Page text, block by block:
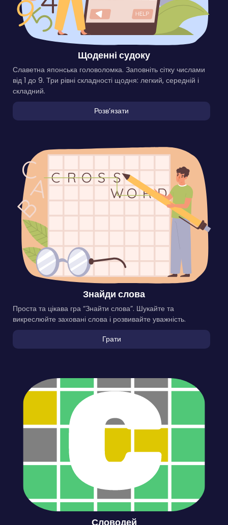
Щоденні судоку
Славетна японська головоломка. Заповніть сітку числами
від 1 до 9. Три рівні складності щодня: легкий, середній і
складний.
Розвʼязати
Знайди слова
Проста та цікава гра “Знайти слова”. Шукайте та
викреслюйте заховані слова і розвивайте уважність.
Грати
Словодей